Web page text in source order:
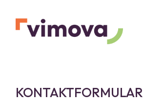
KONTAKTFORMULAR